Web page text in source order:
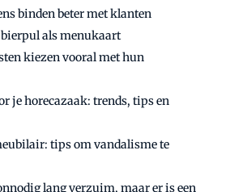
binden beter met klanten
bierpul als menukaart
kiezen vooral met hun
je horecazaak: trends, tips en
tips om vandalisme te
lang verzuim, maar er is een